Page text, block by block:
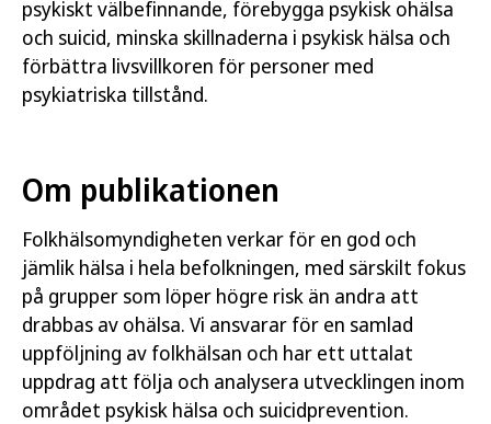
psykiskt välbefinnande, förebygga psykisk ohälsa
och suicid, minska skillnaderna i psykisk hälsa och
förbättra livsvillkoren för personer med
psykiatriska tillstånd.
Om publikationen
Folkhälsomyndigheten verkar för en god och
jämlik hälsa i hela befolkningen, med särskilt fokus
på grupper som löper högre risk än andra att
drabbas av ohälsa. Vi ansvarar för en samlad
uppföljning av folkhälsan och har ett uttalat
uppdrag att följa och analysera utvecklingen inom
området psykisk hälsa och suicidprevention.